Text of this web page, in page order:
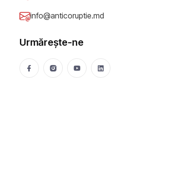
info@anticoruptie.md
Urmărește-ne
Anticoruptie.md